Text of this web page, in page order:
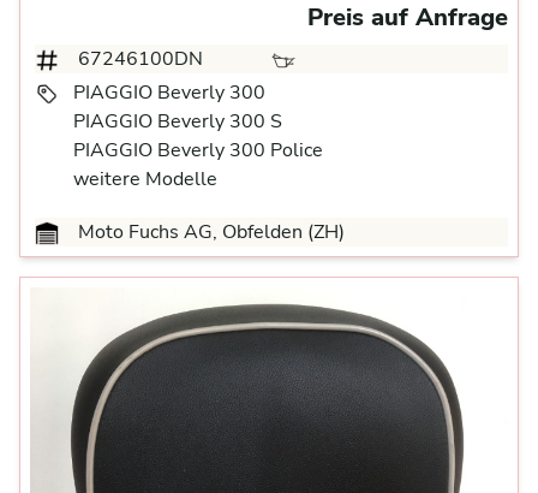
Preis auf Anfrage
67246100DN
PIAGGIO Beverly 300
PIAGGIO Beverly 300 S
PIAGGIO Beverly 300 Police
weitere Modelle
Moto Fuchs AG, Obfelden (ZH)